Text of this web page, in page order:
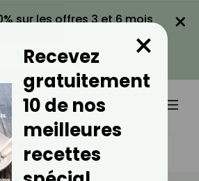
sur les offres 3 et 6 mois
VOIR LA PROMO
×
Le Sucre
Recevez
gratuitement
10 de nos
meilleures
recettes
×